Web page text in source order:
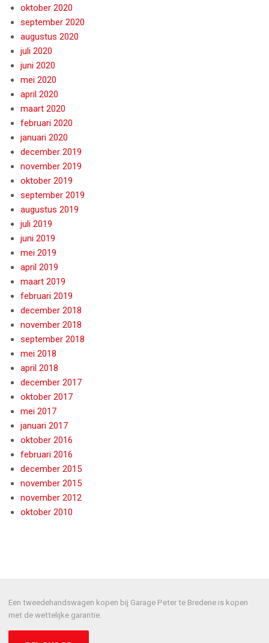
oktober 2020
september 2020
augustus 2020
juli 2020
juni 2020
mei 2020
april 2020
maart 2020
februari 2020
januari 2020
december 2019
november 2019
oktober 2019
september 2019
augustus 2019
juli 2019
juni 2019
mei 2019
april 2019
maart 2019
februari 2019
december 2018
november 2018
september 2018
mei 2018
april 2018
december 2017
oktober 2017
mei 2017
januari 2017
oktober 2016
februari 2016
december 2015
november 2015
november 2012
oktober 2010
Een tweedehandswagen kopen bij Garage Peter te Bredene is kopen
met de wettelijke garantie.